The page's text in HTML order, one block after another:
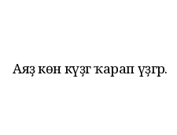
Аяҙ көн күҙгә ҡарап үҙгәрә.